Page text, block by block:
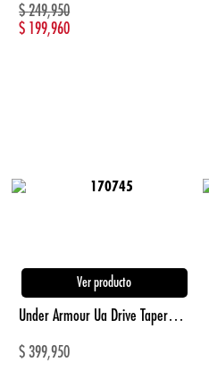
$249,950
$ 199,960
Ver producto
Under Armour Ua Drive Tapered Pant Pantalones Negro De Hombre Para Golf
$399,950